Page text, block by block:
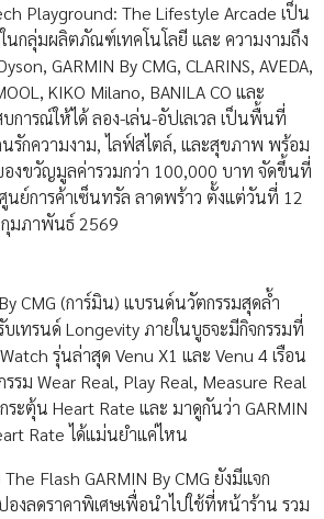
Playground: The Lifestyle Arcade เป็น
นกลุ่มผลิตภัณฑ์เทคโนโลยี และ ความงามถึง
GARMIN By CMG, CLARINS, AVEDA,
KIKO Milano, BANILA CO และ
การณ์ให้ได้ ลอง-เล่น-อัปเลเวล เป็นพื้นที่
รักความงาม, ไลฟ์สไตล์, และสุขภาพ พร้อม
งขวัญมูลค่ารวมกว่า 100,000 บาท จัดขึ้นที่
นย์การค้าเซ็นทรัล ลาดพร้าว ตั้งแต่วันที่ 12
มภาพันธ์ 2569
CMG (การ์มิน) แบรนด์นวัตกรรมสุดล้ำ
เทรนด์ Longevity ภายในบูธจะมีกิจกรรมที่
รุ่นล่าสุด Venu X1 และ Venu 4 เรือน
รรม Wear Real, Play Real, Measure Real
ระตุ้น Heart Rate และ มาดูกันว่า GARMIN
Rate ได้แม่นยำแค่ไหน
Flash GARMIN By CMG ยังมีแจก
องลดราคาพิเศษเพื่อนำไปใช้ที่หน้าร้าน รวม